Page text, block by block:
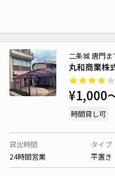
丸和商業株
二条城 唐門
¥1,000
時間貸し可
貸出時間
24時間営業
タイプ
平置き